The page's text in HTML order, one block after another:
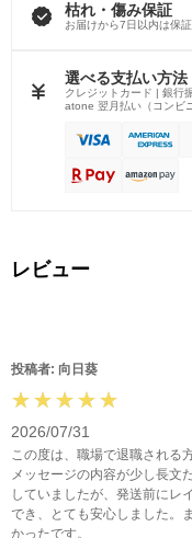
枯れ・傷み保証
お届けから7日以内は保
選べる支払い方法
クレジットカード | 銀行
atone 翌月払い（コンビ
レビュー
投稿者: 向日葵
2026/07/31
この度は、職場で退職される
メッセージの内容が少し長文
していましたが、発送前にレ
でき、とても安心しました。
かったです。